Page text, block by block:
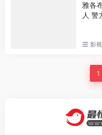
雅各
人 警
影
1